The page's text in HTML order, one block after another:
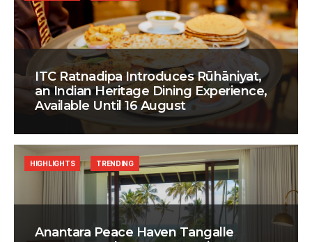
ITC Ratnadipa Introduces Rūhāniyat,
an Indian Heritage Dining Experience,
Available Until 16 August
Anantara Peace Haven Tangalle
HIGHLIGHTS TRENDING